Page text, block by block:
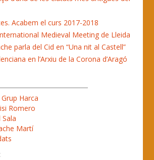
Acabem el curs 2017-2018
Medieval Meeting de Lleida
parla del Cid en “Una nit al Castell”
en l’Arxiu de la Corona d’Aragó
Grup Harca
Romero
Martí